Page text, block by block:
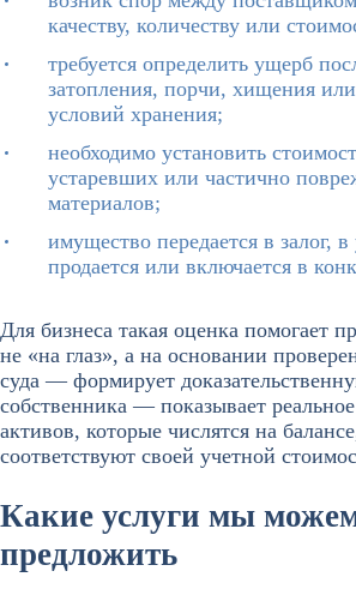
качеству, количеству или
требуется определить ущерб
затопления, порчи, хищения
условий хранения;
необходимо установить
устаревших или частично
материалов;
имущество передается в залог,
продается или включается в
Для бизнеса такая оценка помогает
не «на глаз», а на основании
суда — формирует
собственника — показывает
активов, которые числятся на
соответствуют своей учетной
Какие услуги мы
предложить